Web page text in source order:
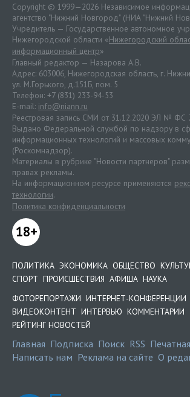
Copyright © 1999—2026 Независимое
агентство "Нижний Новгород" (НИА "Нижний
Учредитель — Государственное автономное
Нижегородской области «Нижегородский
информационный центр»
Главный редактор — Назарова А.В.
Адрес: 603006, Нижегородская область, г.
ул. М.Горького, д.151Б, пом. 5
Телефон: +7 (831) 233-94-53
E-mail: info@niann.ru
Реестровая запись СМИ от 31.12.2020 ЭЛ № ФС
Выдано Федеральной службой по надзору в
информационных технологий и массовых
(Роскомнадзор).
Материалы в рубрике "Новости партнеров"
правах рекламы.
На информационном ресурсе применяются
технологии.
Политика конфиденциальности
18+
ПОЛИТИКА ЭКОНОМИКА ОБЩЕСТВО
СПОРТ ПРОИСШЕСТВИЯ АФИША НАУКА
ФОТОРЕПОРТАЖИ ИНТЕРНЕТ-КОНФЕРЕНЦИИ
ВИДЕОКОНТЕНТ ИНТЕРВЬЮ КОММЕНТАРИИ
РЕЙТИНГ НОВОСТЕЙ
Главная Подписка Поиск RSS
Написать нам Реклама на сайте О